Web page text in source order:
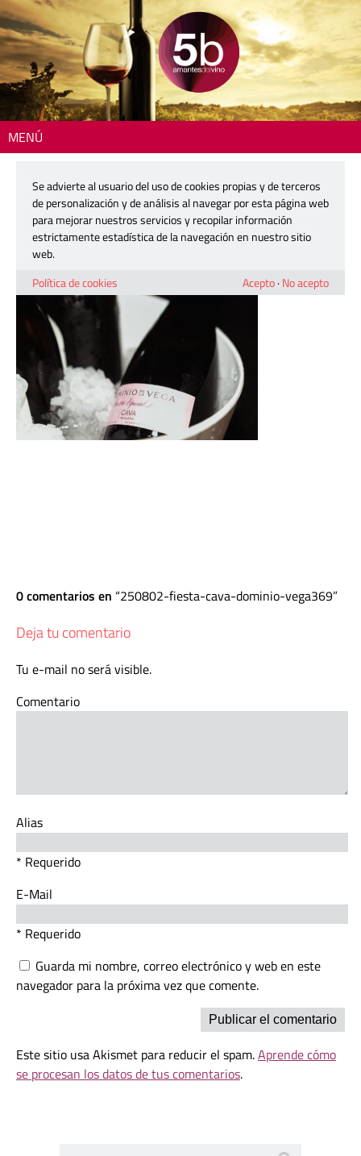
MENÚ
250802-fiesta-cava-dominio-
vega369
6 agosto, 2025
0 comentarios en 250802-fiesta-cava-dominio-vega369
Deja tu comentario
Tu e-mail no será visible.
Comentario
Alias
* Requerido
E-Mail
* Requerido
Guarda mi nombre, correo electrónico y web en este
navegador para la próxima vez que comente.
Este sitio usa Akismet para reducir el spam.Aprende cómo
se procesan los datos de tus comentarios.
Se advierte al usuario del uso de cookies propias y de terceros
de personalización y de análisis al navegar por esta página web
para mejorar nuestros servicios y recopilar información
estrictamente estadística de la navegación en nuestro sitio
web.
Política de cookies
Acepto· No acepto